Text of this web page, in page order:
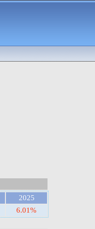
2025
6.01%